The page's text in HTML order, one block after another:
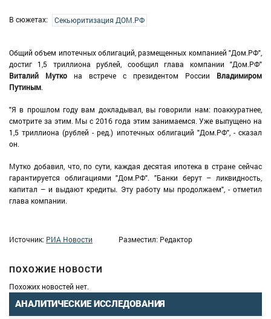
В сюжетах: Секьюритизация ДОМ.РФ
Общий объем ипотечных облигаций, размещенных компанией "Дом.РФ",
достиг 1,5 триллиона рублей, сообщил глава компании "Дом.РФ"
Виталий Мутко на встрече с президентом России Владимиром
Путиным.
"Я в прошлом году вам докладывал, вы говорили нам: поаккуратнее,
смотрите за этим. Мы с 2016 года этим занимаемся. Уже выпущено на
1,5 триллиона (рублей - ред.) ипотечных облигаций "Дом.РФ", - сказал
он.
Мутко добавил, что, по сути, каждая десятая ипотека в стране сейчас
гарантируется облигациями "Дом.РФ". "Банки берут – ликвидность,
капитал – и выдают кредиты. Эту работу мы продолжаем", - отметил
глава компании.
Источник: РИА Новости Разместил: Редактор
ПОХОЖИЕ НОВОСТИ
Похожих новостей нет.
АНАЛИТИЧЕСКИЕ ИССЛЕДОВАНИЯ